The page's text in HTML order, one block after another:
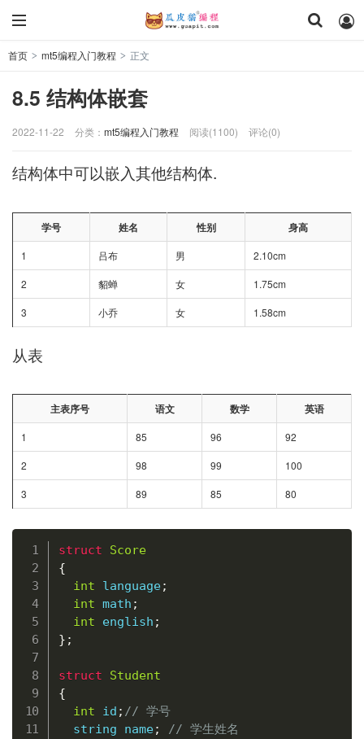
首页 > mt5编程入门教程 > 正文
8.5 结构体嵌套
2022-11-22 分类： mt5编程入门教程 阅读(1100) 评论(0)
结构体中可以嵌入其他结构体.
学号 姓名 性别 身高
1 吕布 男 2.10cm
2 貂蝉 女 1.75cm
3 小乔 女 1.58cm
从表
主表序号 语文 数学 英语
1 85 96 92
2 98 99 100
3 89 85 80
struct
Score
{
int language;
int math ;
int english ;
} ;
struct
Student
{
int id ; // 学号
  string name
;
// 学生姓名